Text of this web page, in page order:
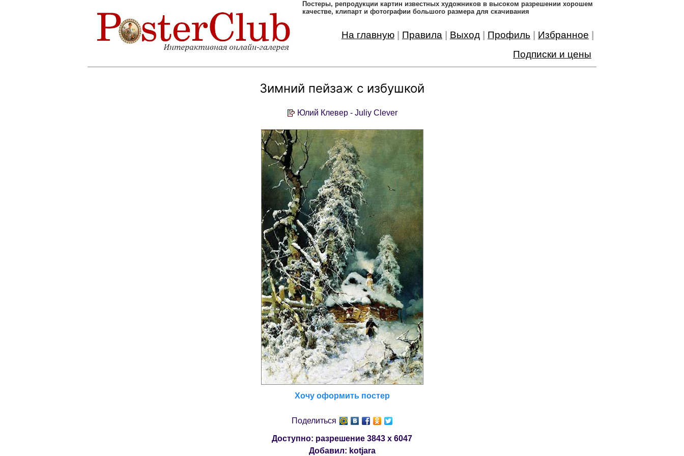
Постеры, pепродукции картин известных художников в высоком разрешении хорошем
качестве, клипарт и фотографии большого размера для скачивания
На главную Правила Выход Профиль Избранное
Подписки и цены
Зимний пейзаж с избушкой
Юлий Клевер - Juliy Clever
Хочу оформить постер
Поделиться
Доступно: разрешение 3843 x 6047
Добавил: kotjara